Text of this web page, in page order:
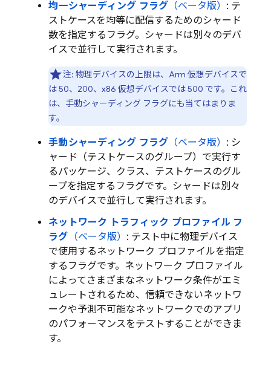
均一シャーディング フラグ （ベータ版） : テ
ストケースを均等に配信するためのシャード
数を指定するフラグ。シャードは別々のデバ
イスで並行して実行されます。
注: 物理デバイスの上限は、Arm 仮想デバイスで
は 50、200、x86 仮想デバイスでは 500 です。これ
は、手動シャーディング フラグにも当てはまりま
す。
手動シャーディング フラグ （ベータ版） : シ
ャード（テストケースのグループ）で実行す
るパッケージ、クラス、テストケースのグル
ープを指定するフラグです。シャードは別々
のデバイスで並行して実行されます。
ネットワーク トラフィック プロファイル フ
ラグ （ベータ版） : テスト中に物理デバイス
で使用するネットワーク プロファイルを指定
するフラグです。ネットワーク プロファイル
によってさまざまなネットワーク条件がエミ
ュレートされるため、信頼できないネットワ
ークや予測不可能なネットワークでのアプリ
のパフォーマンスをテストすることができま
す。